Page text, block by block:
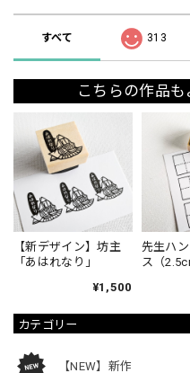
カテゴリー
【NEW】新作
すべて 313
こちらの作品
【新デザイン】坊主
「あはれなり」
¥1,500
先生ハ
ス（